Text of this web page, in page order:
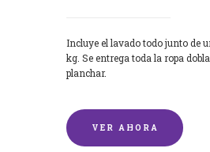
Incluye el lavado todo junto de
kg. Se entrega toda la ropa
planchar.
VER AHORA